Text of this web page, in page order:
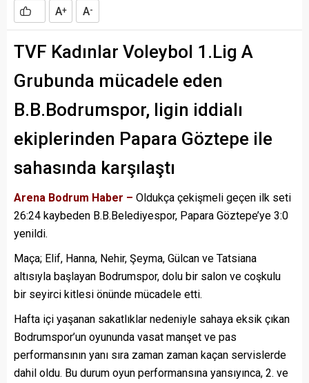
A+ A-
TVF Kadınlar Voleybol 1.Lig A
Grubunda mücadele eden
B.B.Bodrumspor, ligin iddialı
ekiplerinden Papara Göztepe ile
sahasında karşılaştı
Arena Bodrum Haber – Oldukça çekişmeli geçen ilk seti
26:24 kaybeden B.B.Belediyespor, Papara Göztepe’ye 3:0
yenildi.
Maça; Elif, Hanna, Nehir, Şeyma, Gülcan ve Tatsiana
altısıyla başlayan Bodrumspor, dolu bir salon ve coşkulu
bir seyirci kitlesi önünde mücadele etti.
Hafta içi yaşanan sakatlıklar nedeniyle sahaya eksik çıkan
Bodrumspor’un oyununda vasat manşet ve pas
performansının yanı sıra zaman zaman kaçan servislerde
dahil oldu. Bu durum oyun performansına yansıyınca, 2. ve